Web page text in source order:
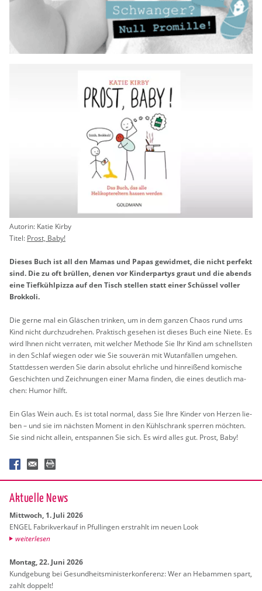
Au­to­rin: Katie Kirby
Titel: Prost, Baby!
Die­ses Buch ist all den Mamas und Papas ge­wid­met, die nicht per­fekt
sind. Die zu oft brül­len, denen vor Kin­der­par­tys graut und die abends
eine Tief­kühl­piz­za auf den Tisch stel­len statt einer Schüs­sel vol­ler
Brok­ko­li.
Die gerne mal ein Gläs­chen trin­ken, um in dem gan­zen Chaos rund ums
Kind nicht durch­zu­dre­hen. Prak­tisch ge­se­hen ist die­ses Buch eine Niete. Es
wird Ihnen nicht ver­ra­ten, mit wel­cher Me­tho­de Sie Ihr Kind am schnells­ten
in den Schlaf wie­gen oder wie Sie sou­ve­rän mit Wut­an­fäl­len um­ge­hen.
Statt­des­sen wer­den Sie darin ab­so­lut ehr­li­che und hin­rei­ßend ko­mi­sche
Ge­schich­ten und Zeich­nun­gen einer Mama fin­den, die eines deut­lich ma­
chen: Humor hilft.
Ein Glas Wein auch. Es ist total nor­mal, dass Sie Ihre Kin­der von Her­zen lie­
ben – und sie im nächs­ten Mo­ment in den Kühl­schrank sper­ren möch­ten.
Sie sind nicht al­lein, ent­span­nen Sie sich. Es wird alles gut. Prost, Baby!
Ak­tu­el­le News
Mitt­woch, 1. Juli 2026
ENGEL Fa­brik­ver­kauf in Pful­lin­gen er­strahlt im neuen Look
wei­ter­le­sen
Mon­tag, 22. Juni 2026
Kund­ge­bung bei Ge­sund­heits­mi­nis­ter­kon­fe­renz: Wer an Heb­am­men spart,
zahlt dop­pelt!